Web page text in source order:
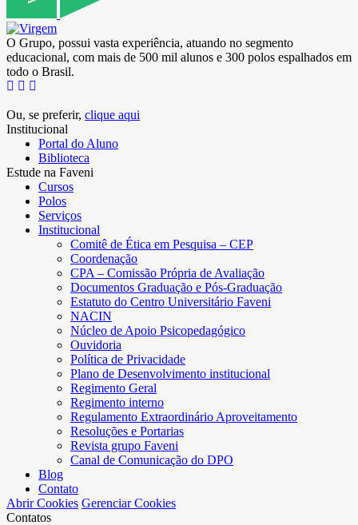
O Grupo, possui vasta experiência, atuando no segmento
educacional, com mais de 500 mil alunos e 300 polos espalhados em
todo o Brasil.
Ou, se preferir, clique aqui
Institucional
Portal do Aluno
Biblioteca
Estude na Faveni
Cursos
Polos
Serviços
Institucional
Comitê de Ética em Pesquisa – CEP
Coordenação
CPA – Comissão Própria de Avaliação
Documentos Graduação e Pós-Graduação
Estatuto do Centro Universitário Faveni
NACIN
Núcleo de Apoio Psicopedagógico
Ouvidoria
Política de Privacidade
Plano de Desenvolvimento institucional
Regimento Geral
Regimento interno
Regulamento Extraordinário Aproveitamento
Resoluções e Portarias
Revista grupo Faveni
Canal de Comunicação do DPO
Blog
Contato
Abrir Cookies Gerenciar Cookies
Contatos